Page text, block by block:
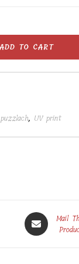
ADD TO CART
, UV print
Opens
in
Mail